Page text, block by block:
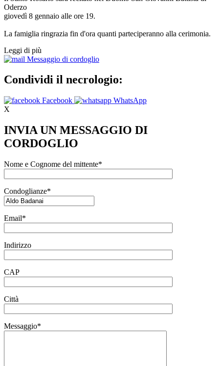
Oderzo
giovedì 8 gennaio alle ore 19.
La famiglia ringrazia fin d'ora quanti parteciperanno alla cerimonia.
Leggi di più
Messaggio di cordoglio
Condividi il necrologio:
Facebook
WhatsApp
X
INVIA UN MESSAGGIO DI
CORDOGLIO
Nome e Cognome del mittente*
Condoglianze*
Email*
Indirizzo
CAP
Città
Messaggio*